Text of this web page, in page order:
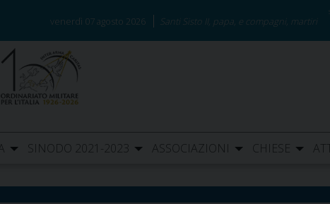
venerdì 07 agosto 2026 Santi Sisto II, papa, e compagni, martiri
SINODO 2021-2023 ASSOCIAZIONI CHIESE